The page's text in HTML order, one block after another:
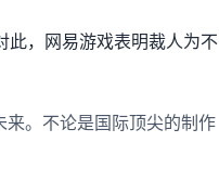
此，网易游戏表明裁人为不
来。不论是国际顶尖的制作